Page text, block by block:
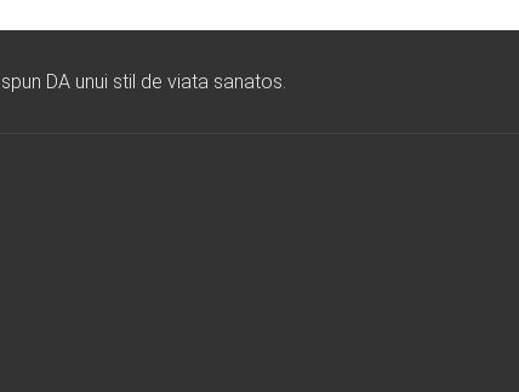
DA unui stil de viata sanatos.